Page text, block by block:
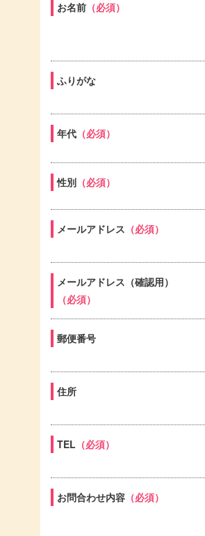
お名前 （必須）
ふりがな
年代 （必須）
性別 （必須）
メールアドレス （必須）
メールアドレス（確認用）
（必須）
郵便番号
住所
TEL （必須）
お問合わせ内容 （必須）